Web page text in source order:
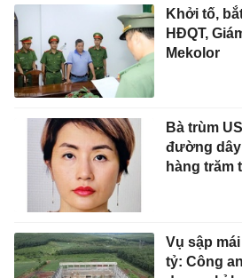
Khởi tố,
HĐQT,
Mekolor
Bà trùm
đường
hàng trăm
Vụ sập
tỷ: Công